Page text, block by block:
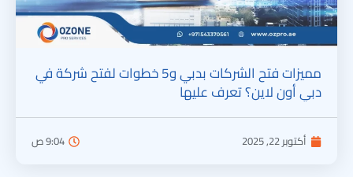
مميزات فتح الشركات بدبي و5 خطوات لفتح شركة في
دبي أون لاين؟ تعرف عليها
أكتوبر 22, 2025 9:04 ص